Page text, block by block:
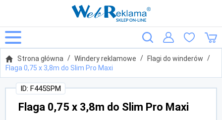
Strona główna Windery reklamowe
Flagi do winderów
Flaga 0,75 x 3,8m do Slim Pro Maxi
Flaga 0,75 x 3,8m do Slim Pro Maxi
ID: F445SPM